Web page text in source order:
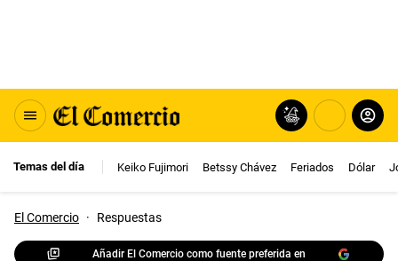
Temas del día Keiko Fujimori Betssy Chávez Feriados Dólar
El Comercio · Respuestas
Añadir El Comercio como fuente preferida en